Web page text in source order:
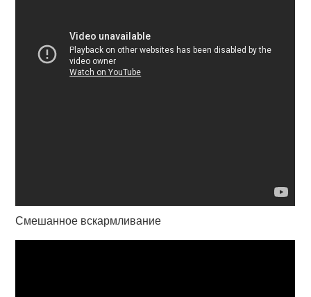
Смешанное вскармливание